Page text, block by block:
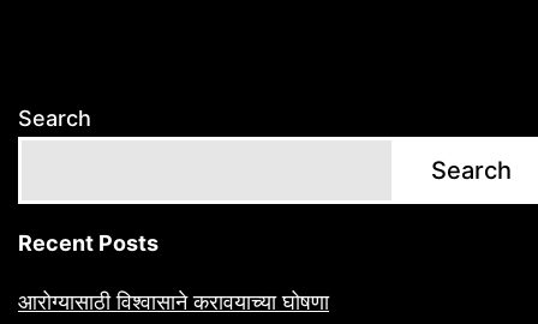
Search
Search
Recent Posts
आरोग्यासाठी विश्वासाने करावयाच्या घोषणा